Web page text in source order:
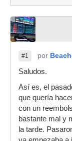
#1 por
Saludos.
Así es, el
que quería
con un
bastante mal y
la tarde.